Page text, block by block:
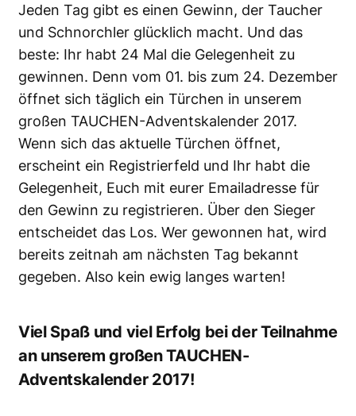
Jeden Tag gibt es einen Gewinn, der Taucher
und Schnorchler glücklich macht. Und das
beste: Ihr habt 24 Mal die Gelegenheit zu
gewinnen. Denn vom 01. bis zum 24. Dezember
öffnet sich täglich ein Türchen in unserem
großen TAUCHEN-Adventskalender 2017.
Wenn sich das aktuelle Türchen öffnet,
erscheint ein Registrierfeld und Ihr habt die
Gelegenheit, Euch mit eurer Emailadresse für
den Gewinn zu registrieren. Über den Sieger
entscheidet das Los. Wer gewonnen hat, wird
bereits zeitnah am nächsten Tag bekannt
gegeben. Also kein ewig langes warten!
Viel Spaß und viel Erfolg bei der Teilnahme
an unserem großen TAUCHEN-
Adventskalender 2017!